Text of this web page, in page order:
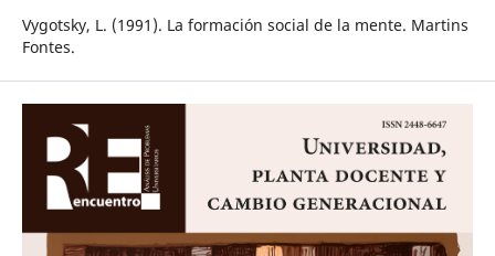
Vygotsky, L. (1991). La formación social de la mente. Martins
Fontes.